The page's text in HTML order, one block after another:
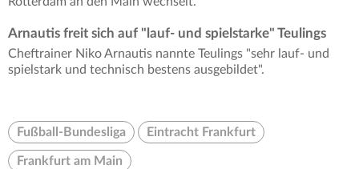
Arnautis freit sich auf "lauf- und spielstarke" Teulings
Cheftrainer Niko Arnautis nannte Teulings "sehr lauf- und
spielstark und technisch bestens ausgebildet".
Fußball-Bundesliga Eintracht Frankfurt
Frankfurt am Main